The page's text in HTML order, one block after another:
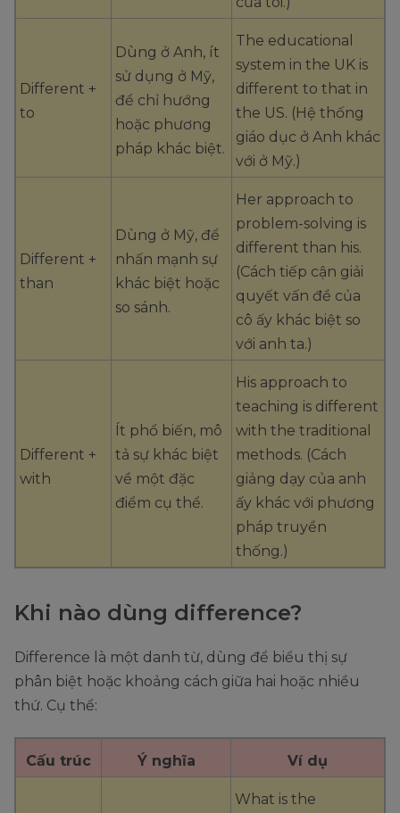
Different +
to
Dùng ở Anh, ít
sử dụng ở Mỹ,
để chỉ hướng
hoặc phương
pháp khác biệt.
The educational
system in the UK is
different to that in
the US. (Hệ thống
giáo dục ở Anh khác
với ở Mỹ.)
Different +
than
Dùng ở Mỹ, để
nhấn mạnh sự
khác biệt hoặc
so sánh.
Her approach to
problem-solving is
different than his.
(Cách tiếp cận giải
quyết vấn đề của
cô ấy khác biệt so
với anh ta.)
Different +
with
Ít phổ biến, mô
tả sự khác biệt
về một đặc
điểm cụ thể.
His approach to
teaching is different
with the traditional
methods. (Cách
giảng dạy của anh
ấy khác với phương
pháp truyền
thống.)
Khi nào dùng difference?
Difference là một danh từ, dùng để biểu thị sự
phân biệt hoặc khoảng cách giữa hai hoặc nhiều
thứ. Cụ thể:
Cấu trúc Ý nghĩa Ví dụ
What is the